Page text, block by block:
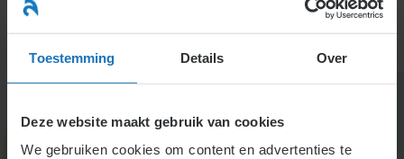
Toestemming Details Over
Deze website maakt gebruik van cookies
We gebruiken cookies om content en advertenties te
naar
inhoud